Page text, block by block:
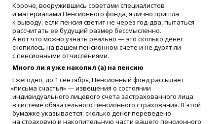
Короче, вооружившись советами специалистов
и материалами Пенсионного фонда, я лично пришла
к выводу: если пенсия светит не через год-два, пытаться
рассчитать ее будущий размер бессмысленно.
А вот что можно узнать реально — это сколько денег
скопилось на вашем пенсионном счете и не дурят ли
с пенсионными отчислениями.
Много ли я уже накопил (а) на пенсию
Ежегодно, до 1 сентября, Пенсионный фонд рассылает
«письма счастья» — извещения о состоянии
индивидуального лицевого счета застрахованного лица
в системе обязательного пенсионного страхования. В этой
бумажке указывается: сколько денег переведено
на страховую и накопительную части вашего пенсионного